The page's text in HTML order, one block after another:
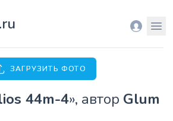
Вход
ЗАГРУЗИТЬ ФОТО
44m-4», автор Glum